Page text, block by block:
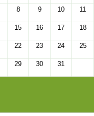
8 9 10 11
15 16 17 18
22 23 24 25
29 30 31